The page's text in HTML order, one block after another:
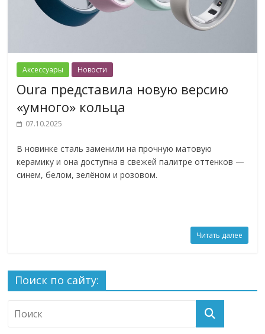
Аксессуары Новости
Oura представила новую версию
«умного» кольца
07.10.2025
В новинке сталь заменили на прочную матовую
керамику и она доступна в свежей палитре оттенков —
синем, белом, зелёном и розовом.
Читать далее
Поиск по сайту: